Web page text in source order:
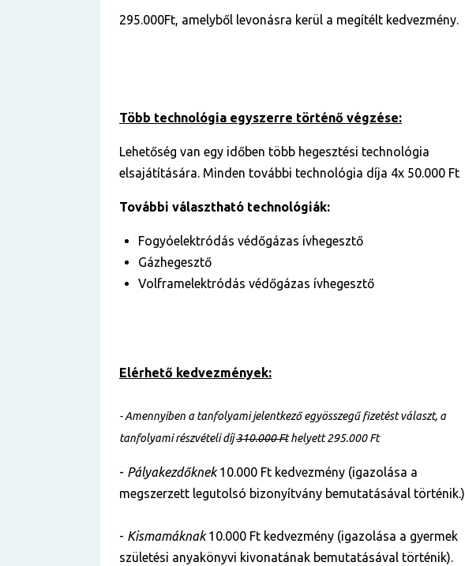
295.000Ft, amelyből levonásra kerül a megítélt kedvezmény.
Több technológia egyszerre történő végzése:
Lehetőség van egy időben több hegesztési technológia
elsajátítására. Minden további technológia díja 4x 50.000 Ft
További választható technológiák:
Fogyóelektródás védőgázas ívhegesztő
Gázhegesztő
Volframelektródás védőgázas ívhegesztő
Elérhető kedvezmények:
- Amennyiben a tanfolyami jelentkező egyösszegű fizetést választ, a
tanfolyami részvételi díj310.000 Fthelyett 295.000 Ft
- Pályakezdőknek10.000 Ft kedvezmény (igazolása a
megszerzett legutolsó bizonyítvány bemutatásával történik.)
- Kismamáknak10.000 Ft kedvezmény (igazolása a gyermek
születési anyakönyvi kivonatának bemutatásával történik).